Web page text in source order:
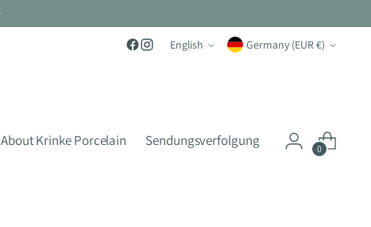
Language
English Currency Germany (EUR €)
About Krinke Porcelain Sendungsverfolgung 0